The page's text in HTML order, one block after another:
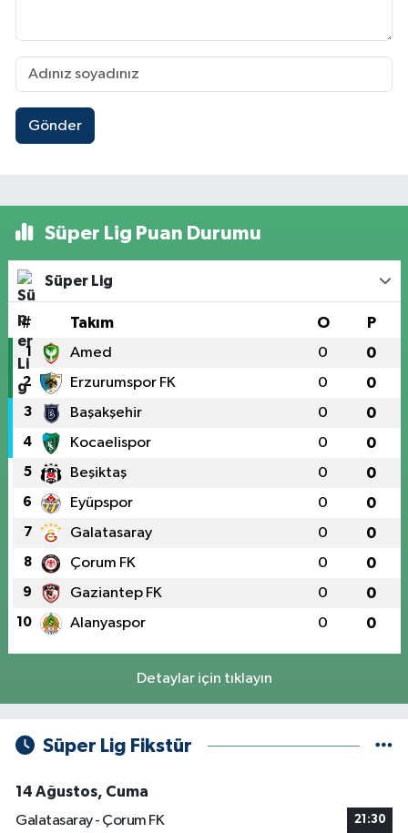
Gönder
Süper Lig Puan Durumu
Süper Lig
# Takım O P
1 Amed 0 0
2 Erzurumspor FK 0 0
3 Başakşehir 0 0
4 Kocaelispor 0 0
5 Beşiktaş 0 0
6 Eyüpspor 0 0
7 Galatasaray 0 0
8 Çorum FK 0 0
9 Gaziantep FK 0 0
10 Alanyaspor 0 0
Detaylar için tıklayın
Süper Lig Fikstür
14 Ağustos, Cuma
Galatasaray - Çorum FK
21:30